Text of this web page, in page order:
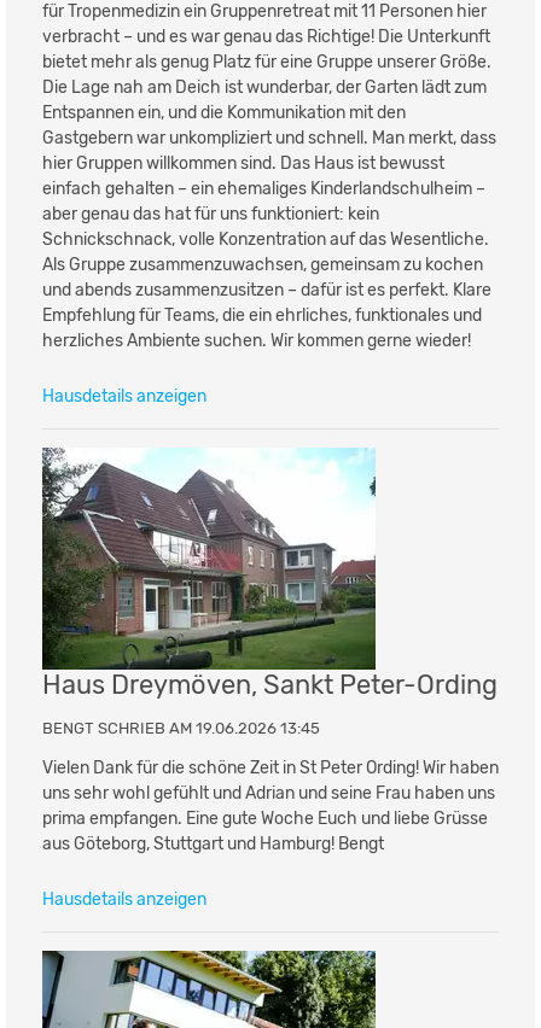
für Tropenmedizin ein Gruppenretreat mit 11 Personen hier
verbracht – und es war genau das Richtige! Die Unterkunft
bietet mehr als genug Platz für eine Gruppe unserer Größe.
Die Lage nah am Deich ist wunderbar, der Garten lädt zum
Entspannen ein, und die Kommunikation mit den
Gastgebern war unkompliziert und schnell. Man merkt, dass
hier Gruppen willkommen sind. Das Haus ist bewusst
einfach gehalten – ein ehemaliges Kinderlandschulheim –
aber genau das hat für uns funktioniert: kein
Schnickschnack, volle Konzentration auf das Wesentliche.
Als Gruppe zusammenzuwachsen, gemeinsam zu kochen
und abends zusammenzusitzen – dafür ist es perfekt. Klare
Empfehlung für Teams, die ein ehrliches, funktionales und
herzliches Ambiente suchen. Wir kommen gerne wieder!
Hausdetails anzeigen
Haus Dreymöven, Sankt Peter-Ording
BENGT SCHRIEB AM 19.06.2026 13:45
Vielen Dank für die schöne Zeit in St Peter Ording! Wir haben
uns sehr wohl gefühlt und Adrian und seine Frau haben uns
prima empfangen. Eine gute Woche Euch und liebe Grüsse
aus Göteborg, Stuttgart und Hamburg! Bengt
Hausdetails anzeigen